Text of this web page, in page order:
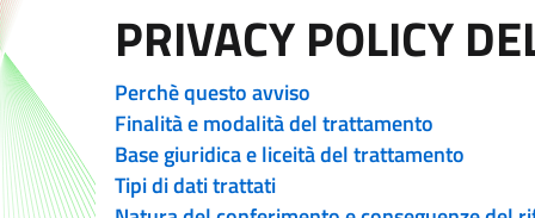
PRIVACY POLICY
Perchè questo avviso
Finalità e modalità del trattamento
Base giuridica e liceità del trattamento
Tipi di dati trattati